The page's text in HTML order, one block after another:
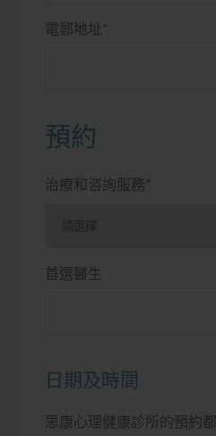
電郵地址 *
預約
治療和咨詢服務 *
首選醫生
日期及時間
思康心理健康診所的預約